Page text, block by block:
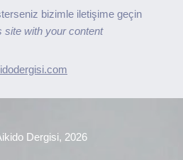
bizimle iletişime geçin
site with your content
Dergisi, 2026